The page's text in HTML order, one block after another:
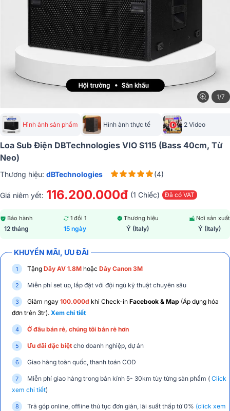
1/7
Hình ảnh sản phẩm Hình ảnh thực tế 2 Video
Loa Sub Điện DBTechnologies VIO S115 (Bass 40cm, Từ
Neo)
Thương hiệu: dBTechnologies (4)
Giá niêm yết: 116.200.000đ (1 Chiếc) Đã có VAT
Bảo hành
12 tháng
1 đổi 1
15 ngày
Thương hiệu
Ý (Italy)
Nơi sản xuất
Ý (Italy)
KHUYẾN MÃI, ƯU ĐÃI
Tặng Dây AV 1.8M hoặc Dây Canon 3M
Miễn phí set up, lắp đặt với đội ngũ kỹ thuật chuyên sâu
Giảm ngay 100.000đ khi Check-in Facebook & Map (Áp dụng hóa
đơn trên 3tr). Xem chi tiết
Ở đâu bán rẻ, chúng tôi bán rẻ hơn
Ưu đãi đặc biệt cho doanh nghiệp, dự án
Giao hàng toàn quốc, thanh toán COD
Miễn phí giao hàng trong bán kính 5- 30km tùy từng sản phẩm ( Click
xem chi tiết)
Trả góp online, offline thủ tục đơn giản, lãi suất thấp từ 0% (click xem